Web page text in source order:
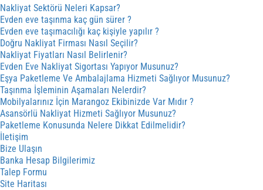
Nakliyat Sektörü Neleri Kapsar?
Evden eve taşınma kaç gün sürer ?
Evden eve taşımacılığı kaç kişiyle yapılır ?
Doğru Nakliyat Firması Nasıl Seçilir?
Nakliyat Fiyatları Nasıl Belirlenir?
Evden Eve Nakliyat Sigortası Yapıyor Musunuz?
Eşya Paketleme Ve Ambalajlama Hizmeti Sağlıyor Musunuz?
Taşınma İşleminin Aşamaları Nelerdir?
Mobilyalarınız İçin Marangoz Ekibinizde Var Mıdır ?
Asansörlü Nakliyat Hizmeti Sağlıyor Musunuz?
Paketleme Konusunda Nelere Dikkat Edilmelidir?
İletişim
Bize Ulaşın
Banka Hesap Bilgilerimiz
Talep Formu
Site Haritası